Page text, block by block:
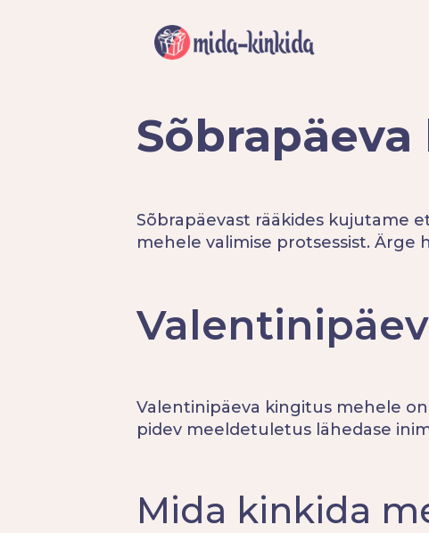
Sõbrapäevast rääkides kujutame
mehele valimise protsessist. Ärge
Valentinipäeva kingitus mehele
pidev meeldetuletus lähedase
Mida kinkida